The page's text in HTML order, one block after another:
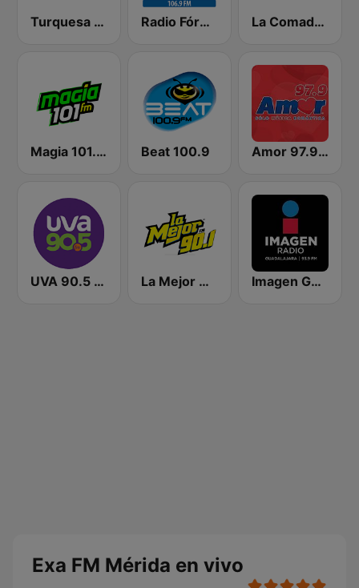
Turquesa FM Cancún Radio Fórmula 106.9 FM La Comadre 98.5 FM
Magia 101.7 FM Beat 100.9 Amor 97.9 FM
UVA 90.5 FM La Mejor Mérida Imagen Guadalajara 93.9 FM
Exa FM Mérida en vivo